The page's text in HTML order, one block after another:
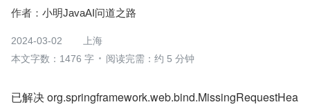
作者： 小明JavaAI问道之路
2024-03-02
上海
本文字数：1476 字
阅读完需：约 5 分钟
已解决 org.springframework.web.bind.MissingRequestHea